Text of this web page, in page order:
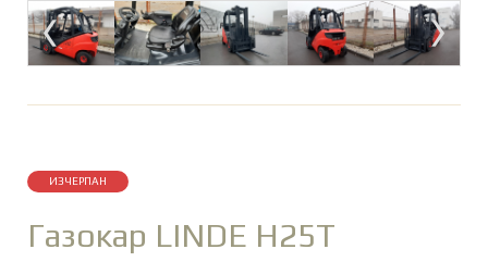
ИЗЧЕРПАН
Газокар LINDE H25T